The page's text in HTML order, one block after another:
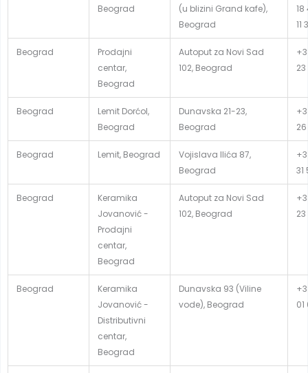
Beograd
(u blizini Grand kafe),
Beograd
18
11
Beograd
Prodajni
centar,
Beograd
Autoput za Novi Sad
102, Beograd
23
Beograd
Lemit Dorćol,
Beograd
Dunavska 21-23,
Beograd
Beograd Lemit, Beograd
Vojislava Ilića 87,
Beograd
31
Beograd
Keramika
Jovanović -
Prodajni
centar,
Beograd
Autoput za Novi Sad
102, Beograd
23
Beograd
Keramika
Jovanović -
Distributivni
centar,
Beograd
Dunavska 93 (Viline
vode), Beograd
01